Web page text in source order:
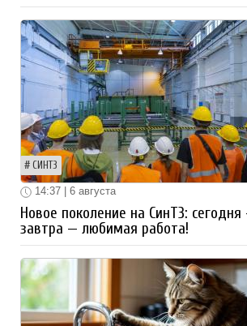
СИНТЗ
14:37 | 6 августа
Новое поколение на СинТЗ: сегодня
завтра — любимая работа!